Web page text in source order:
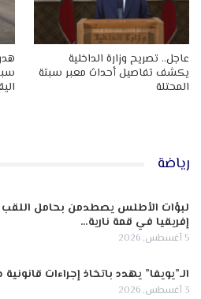
عاجل.. تصريح وزارة الداخلية
يكشف تفاصيل أحداث معبر سبتة
المحتلة
رياضة
لبؤات الأطلس يصطدمن بحامل
إفريقيا في قمة نارية…
5 أغسطس, 2026
الـ”يويفا” يهدد باتخاذ إجراءات
3 أغسطس, 2026